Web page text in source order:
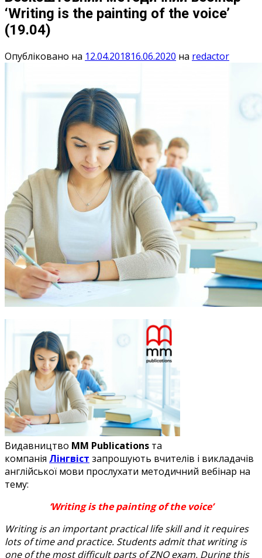
‘Writing is the painting of the voice’
(19.04)
Опубліковано на 12.04.201816.06.2020 на redactor
Видавництво MM Publications та
компанія Лінгвіст запрошують вчителів і викладачів
англійської мови прослухати методичний вебінар на
тему:
‘Writing is the painting of the voice’
Writing is an important practical life skill and it requires
lots of time and practice. Students admit that writing is
one of the most difficult parts of ZNO exam. During this